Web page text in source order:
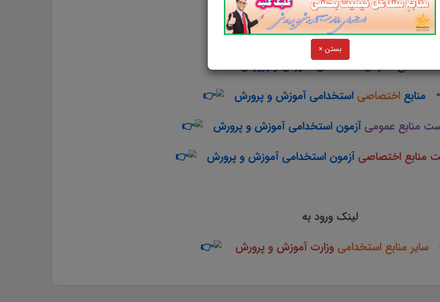
بستن ×
سوالات تستی کتابآب، خاک و گیاه
منابععمومیاستخدامی آموزش و پرورش
منابع اختصاصی استخدامی آموزش و پرورش
منابع عمومی آزمون استخدامی آموزش و پرورش
منابع اختصاصی آزمون استخدامی آموزش و پرورش
لینک ورود به
سایر منابع استخدامیوزارت آموزش و پرورش